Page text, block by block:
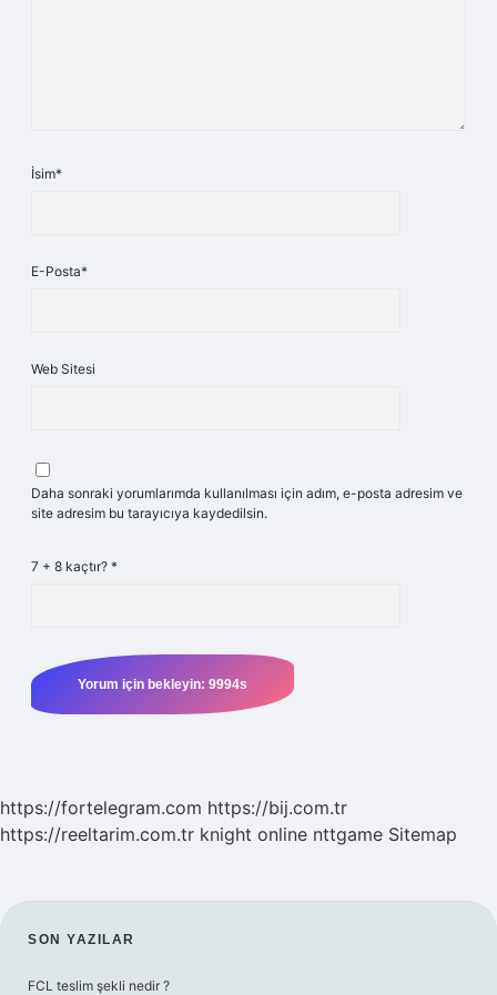
İsim*
E-Posta*
Web Sitesi
Daha sonraki yorumlarımda kullanılması için adım, e-posta adresim ve
site adresim bu tarayıcıya kaydedilsin.
7 + 8 kaçtır? *
https://fortelegram.com https://bij.com.tr
https://reeltarim.com.tr knight online nttgame Sitemap
SIDEBAR
SON YAZILAR
FCL teslim şekli nedir ?